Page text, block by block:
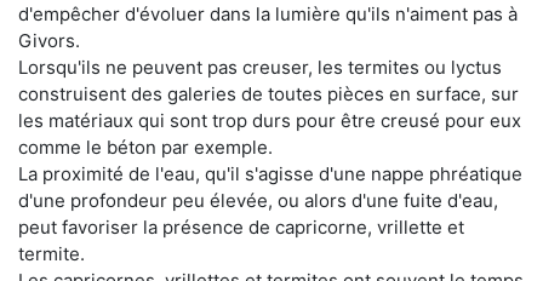
d'empêcher d'évoluer dans la lumière qu'ils n'aiment pas à
Givors.
Lorsqu'ils ne peuvent pas creuser, les termites ou lyctus
construisent des galeries de toutes pièces en surface, sur
les matériaux qui sont trop durs pour être creusé pour eux
comme le béton par exemple.
La proximité de l'eau, qu'il s'agisse d'une nappe phréatique
d'une profondeur peu élevée, ou alors d'une fuite d'eau,
peut favoriser la présence de capricorne, vrillette et
termite.